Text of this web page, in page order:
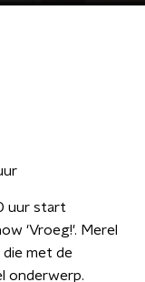
uur start
'Vroeg!'. Merel
met de
onderwerp.